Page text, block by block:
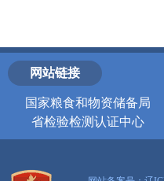
网站链接
国家粮食和物资储备局
省检验检测认证中心